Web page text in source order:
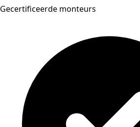
Gecertificeerde monteurs